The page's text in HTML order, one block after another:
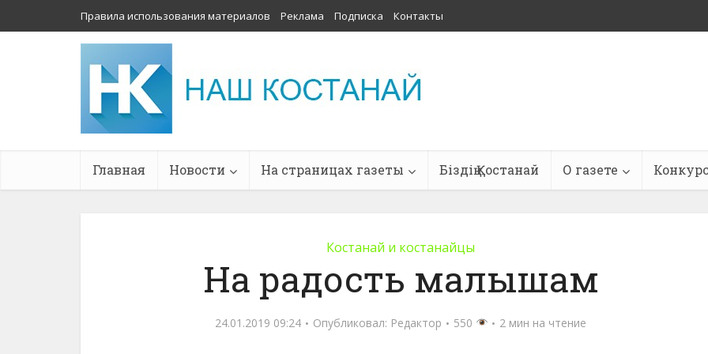
Правила использования материалов Реклама Подписка Контакты
Главная Новости На страницах газеты Біздің Қостанай О газете
Костанай и костанайцы
На радость малышам
24.01.2019 09:24 Опубликовал: Редактор 550 2 мин на чтение